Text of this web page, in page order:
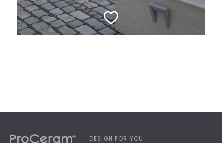
DESIGN FOR YOU